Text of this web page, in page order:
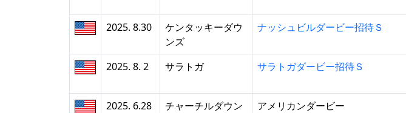
2025. 8.30
ケンタッキーダウ
ンズ
ナッシュビルダービー招待Ｓ
2025. 8. 2 サラトガ サラトガダービー招待Ｓ
2025. 6.28
チャーチルダウン
アメリカンダービー